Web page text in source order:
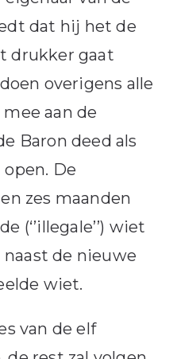
dat hij het de
drukker gaat
overigens alle
aan de
Baron deed als
De
zes maanden
(‘’illegale’’) wiet
de nieuwe
wiet.
van de elf